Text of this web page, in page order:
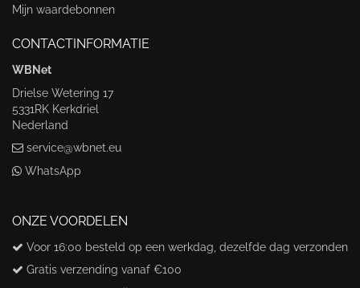
Mijn waardebonnen
CONTACTINFORMATIE
WBNet
Drielse Wetering 17
5331RK Kerkdriel
Nederland
service@wbnet.eu
WhatsApp
ONZE VOORDELEN
Voor 16:00 besteld op een werkdag, dezelfde dag verzonden
Gratis verzending vanaf €100